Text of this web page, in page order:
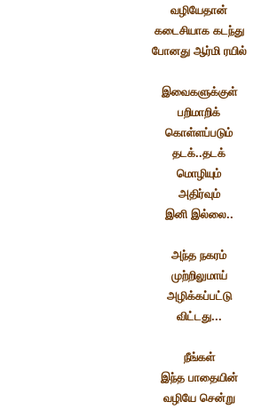
வழியேதான்
கடைசியாக கடந்து
போனது ஆர்மி ரயில்
இவைகளுக்குள்
பறிமாறிக்
கொள்ளப்படும்
தடக்..தடக்
மொழியும்
அதிர்வும்
இனி இல்லை..
அந்த நகரம்
முற்றிலுமாய்
அழிக்கப்பட்டு
விட்டது...
நீங்கள்
இந்த பாதையின்
வழியே சென்று